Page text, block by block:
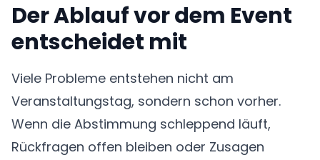
Der Ablauf vor dem Event
entscheidet mit
Viele Probleme entstehen nicht am
Veranstaltungstag, sondern schon vorher.
Wenn die Abstimmung schleppend läuft,
Rückfragen offen bleiben oder Zusagen